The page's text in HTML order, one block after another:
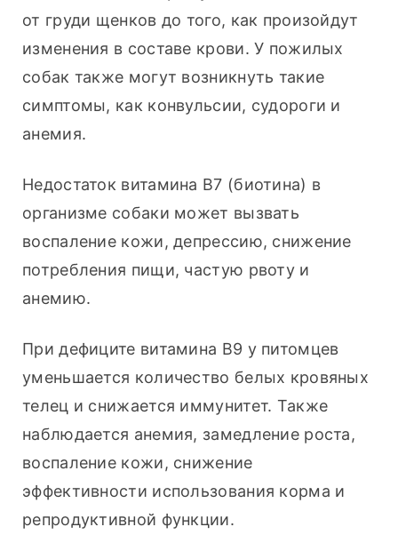
от груди щенков до того, как произойдут
изменения в составе крови. У пожилых
собак также могут возникнуть такие
симптомы, как конвульсии, судороги и
анемия.
Недостаток витамина B7 (биотина) в
организме собаки может вызвать
воспаление кожи, депрессию, снижение
потребления пищи, частую рвоту и
анемию.
При дефиците витамина B9 у питомцев
уменьшается количество белых кровяных
телец и снижается иммунитет. Также
наблюдается анемия, замедление роста,
воспаление кожи, снижение
эффективности использования корма и
репродуктивной функции.